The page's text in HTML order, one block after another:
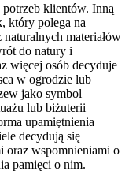
klientów. Inną
który polega na
materiałów
do natury i
więcej osób decyduje
w ogrodzie lub
jako symbol
lub biżuterii
upamiętnienia
decydują się
oraz wspomnieniami o
pamięci o nim.